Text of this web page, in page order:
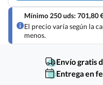
Mínimo 250 uds: 701,80
El precio varía según la
menos.
Envío gratis
Entrega en